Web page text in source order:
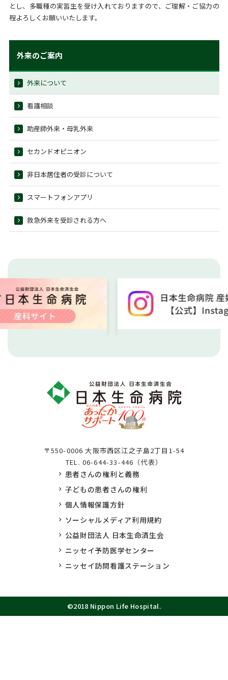
とし、多職種の実習生を受け入れておりますので、ご理解・ご協力の
程よろしくお願いいたします。
外来のご案内
外来について
看護相談
助産師外来・母乳外来
セカンドオピニオン
非日本居住者の受診について
スマートフォンアプリ
救急外来を受診される方へ
〒550-0006 大阪市西区江之子島2丁目1-54
TEL. 06-644-33-446（代表）
患者さんの権利と義務
子どもの患者さんの権利
個人情報保護方針
ソーシャルメディア利用規約
公益財団法人 日本生命済生会
ニッセイ予防医学センター
ニッセイ訪問看護ステーション
©2018 Nippon Life Hospital.